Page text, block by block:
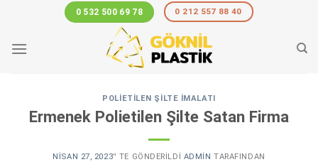
content
0 532 500 69 78 0 212 557 88 40
POLIETILEN ŞILTE İMALATI
Ermenek Polietilen Şilte Satan Firma
NISAN 27, 2023’' TE GÖNDERILDI ADMIN TARAFINDAN